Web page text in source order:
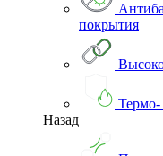
покрытия
Назад